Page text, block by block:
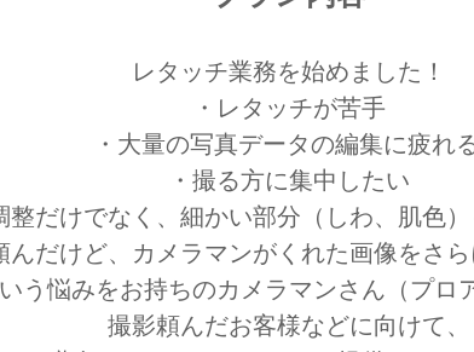
レタッチ業務を始めました！
・レタッチが苦手
・大量の写真データの編集に疲れ
・撮る方に集中したい
整だけでなく、細かい部分（しわ、肌色
んだけど、カメラマンがくれた画像をさら
う悩みをお持ちのカメラマンさん（プロ
撮影頼んだお客様などに向けて、